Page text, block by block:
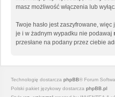
masz możliwość włączenia lub
Twoje hasło jest zaszyfrowane,
je i w żadnym wypadku nie podawaj
przesłane na podany przez ciebie
Technologię dostarcza phpBB® Forum
Polski pakiet językowy dostarcza phpBB.pl